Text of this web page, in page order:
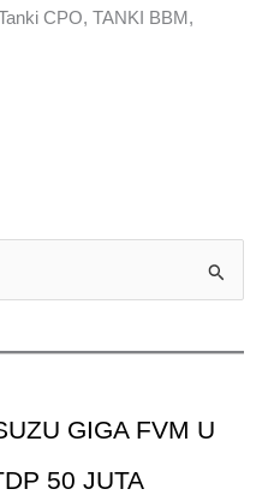
CPO, TANKI BBM,
GIGA FVM U
50 JUTA